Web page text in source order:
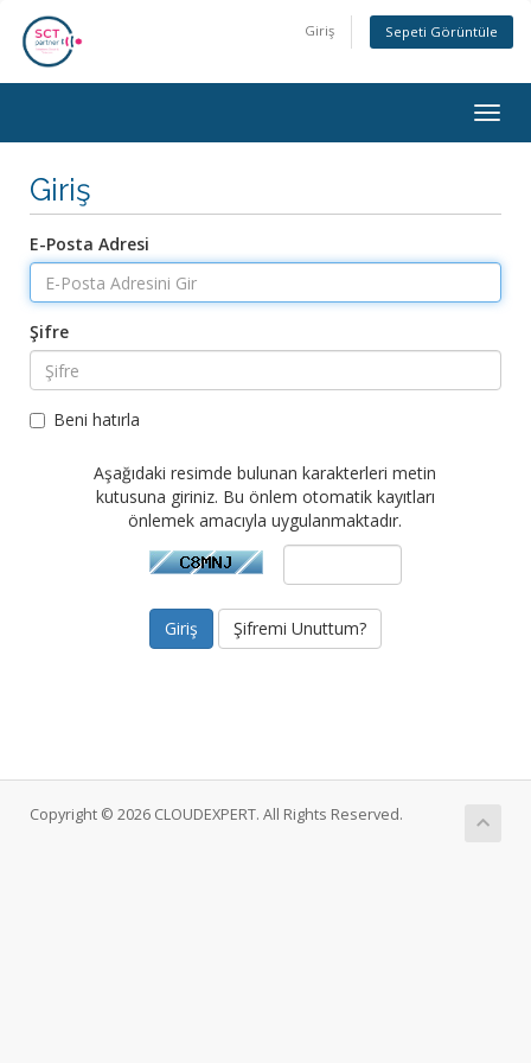
Giriş Sepeti Görüntüle
Giriş
E-Posta Adresi
Şifre
Beni hatırla
Aşağıdaki resimde bulunan karakterleri metin
kutusuna giriniz. Bu önlem otomatik kayıtları
önlemek amacıyla uygulanmaktadır.
Şifremi Unuttum?
Copyright © 2026 CLOUDEXPERT. All Rights Reserved.